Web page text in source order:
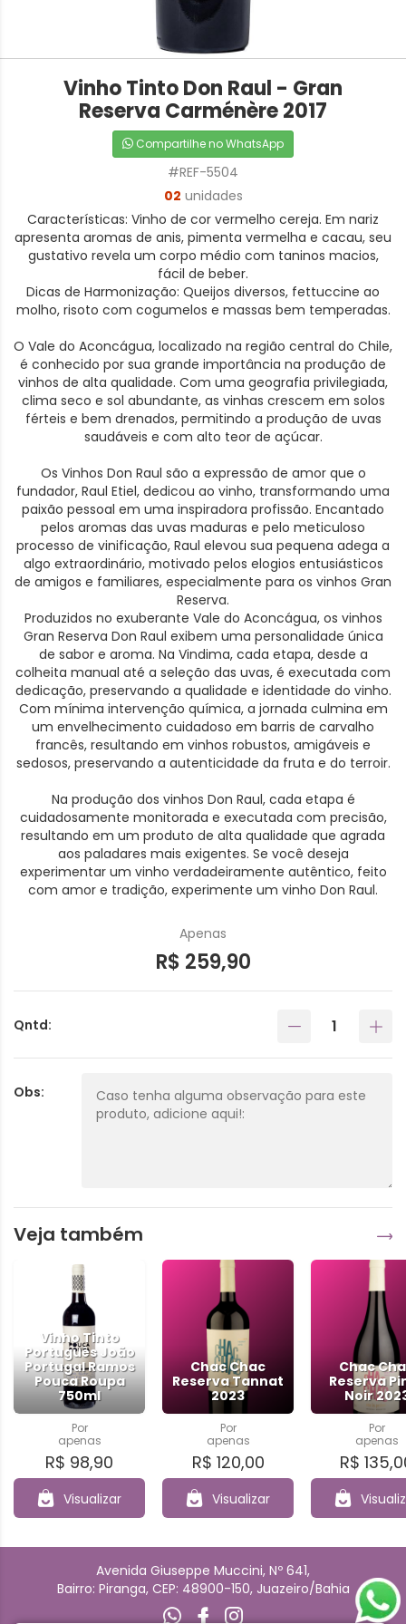
Vinho Tinto Don Raul - Gran
Reserva Carménère 2017
Compartilhe no WhatsApp
#REF-5504
02 unidades
Características: Vinho de cor vermelho cereja. Em nariz
apresenta aromas de anis, pimenta vermelha e cacau, seu
gustativo revela um corpo médio com taninos macios,
fácil de beber.
Dicas de Harmonização: Queijos diversos, fettuccine ao
molho, risoto com cogumelos e massas bem temperadas.
O Vale do Aconcágua, localizado na região central do Chile,
é conhecido por sua grande importância na produção de
vinhos de alta qualidade. Com uma geografia privilegiada,
clima seco e sol abundante, as vinhas crescem em solos
férteis e bem drenados, permitindo a produção de uvas
saudáveis e com alto teor de açúcar.
Os Vinhos Don Raul são a expressão de amor que o
fundador, Raul Etiel, dedicou ao vinho, transformando uma
paixão pessoal em uma inspiradora profissão. Encantado
pelos aromas das uvas maduras e pelo meticuloso
processo de vinificação, Raul elevou sua pequena adega a
algo extraordinário, motivado pelos elogios entusiásticos
de amigos e familiares, especialmente para os vinhos Gran
Reserva.
Produzidos no exuberante Vale do Aconcágua, os vinhos
Gran Reserva Don Raul exibem uma personalidade única
de sabor e aroma. Na Vindima, cada etapa, desde a
colheita manual até a seleção das uvas, é executada com
dedicação, preservando a qualidade e identidade do vinho.
Com mínima intervenção química, a jornada culmina em
um envelhecimento cuidadoso em barris de carvalho
francês, resultando em vinhos robustos, amigáveis e
sedosos, preservando a autenticidade da fruta e do terroir.
Na produção dos vinhos Don Raul, cada etapa é
cuidadosamente monitorada e executada com precisão,
resultando em um produto de alta qualidade que agrada
aos paladares mais exigentes. Se você deseja
experimentar um vinho verdadeiramente autêntico, feito
com amor e tradição, experimente um vinho Don Raul.
Apenas
R$ 259,90
Qntd:
Obs:
Veja também
Vinho Tinto
Português João
Portugal Ramos
Pouca Roupa
750ml
Por
apenas
R$ 98,90
Visualizar
Chac Chac
Reserva Tannat
2023
Por
apenas
R$ 120,00
Visualizar
Chac
Reserva
Noir
Por
apenas
R$
Avenida Giuseppe Muccini, Nº 641,
Bairro: Piranga, CEP: 48900-150, Juazeiro/Bahia